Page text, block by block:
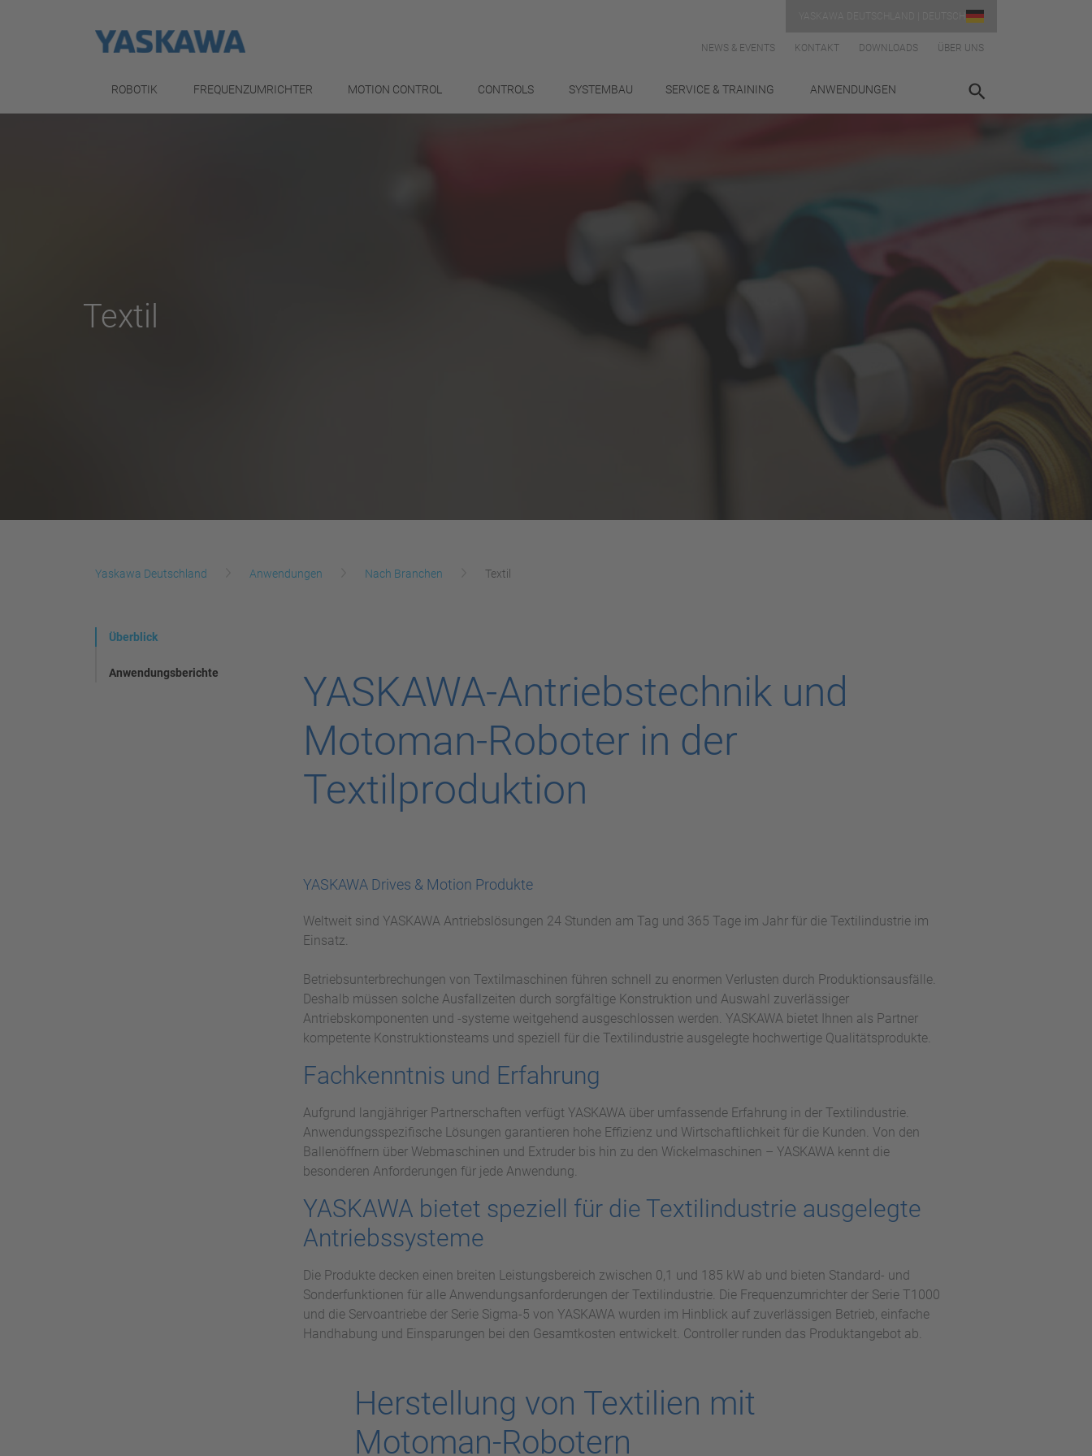
NEWS & EVENTS KONTAKT DOWNLOADS ÜBER UNS
ROBOTIK FREQUENZUMRICHTER MOTION CONTROL CONTROLS SYSTEMBAU SERVICE & TRAINING ANWENDUNGEN
Textil
Yaskawa Deutschland Anwendungen Nach Branchen Textil
Überblick
Anwendungsberichte
YASKAWA-Antriebstechnik und
Motoman-Roboter in der
Textilproduktion
YASKAWA Drives & Motion Produkte
Weltweit sind YASKAWA Antriebslösungen 24 Stunden am Tag und 365 Tage im Jahr für die Textilindustrie im
Einsatz.
Betriebsunterbrechungen von Textilmaschinen führen schnell zu enormen Verlusten durch Produktionsausfälle.
Deshalb müssen solche Ausfallzeiten durch sorgfältige Konstruktion und Auswahl zuverlässiger
Antriebskomponenten und -systeme weitgehend ausgeschlossen werden. YASKAWA bietet Ihnen als Partner
kompetente Konstruktionsteams und speziell für die Textilindustrie ausgelegte hochwertige Qualitätsprodukte.
Fachkenntnis und Erfahrung
Aufgrund langjähriger Partnerschaften verfügt YASKAWA über umfassende Erfahrung in der Textilindustrie.
Anwendungsspezifische Lösungen garantieren hohe Effizienz und Wirtschaftlichkeit für die Kunden. Von den
Ballenöffnern über Webmaschinen und Extruder bis hin zu den Wickelmaschinen – YASKAWA kennt die
besonderen Anforderungen für jede Anwendung.
YASKAWA bietet speziell für die Textilindustrie ausgelegte
Antriebssysteme
Die Produkte decken einen breiten Leistungsbereich zwischen 0,1 und 185 kW ab und bieten Standard- und
Sonderfunktionen für alle Anwendungsanforderungen der Textilindustrie. Die Frequenzumrichter der Serie T1000
und die Servoantriebe der Serie Sigma-5 von YASKAWA wurden im Hinblick auf zuverlässigen Betrieb, einfache
Handhabung und Einsparungen bei den Gesamtkosten entwickelt. Controller runden das Produktangebot ab.
Herstellung von Textilien mit
Motoman-Robotern